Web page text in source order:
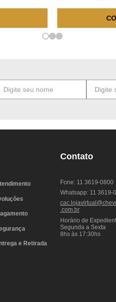
e Retirada
Contato
Fone: 11 3619-0800
Whatsapp: 11 3619-
.com.br
Horário de
Segunda a Sexta
8hs às 17:30hs